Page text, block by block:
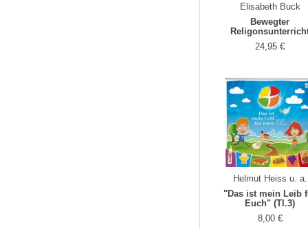
Elisabeth Buck
Bewegter
24,95 €
Helmut Heiss u. a.
"Das ist mein Leib
Euch" (Tl.3)
8,00 €